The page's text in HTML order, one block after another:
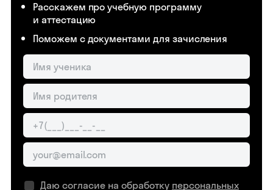
Расскажем про учебную программу
и аттестацию
Поможем с документами для зачисления
Даю согласие на обработку персональных